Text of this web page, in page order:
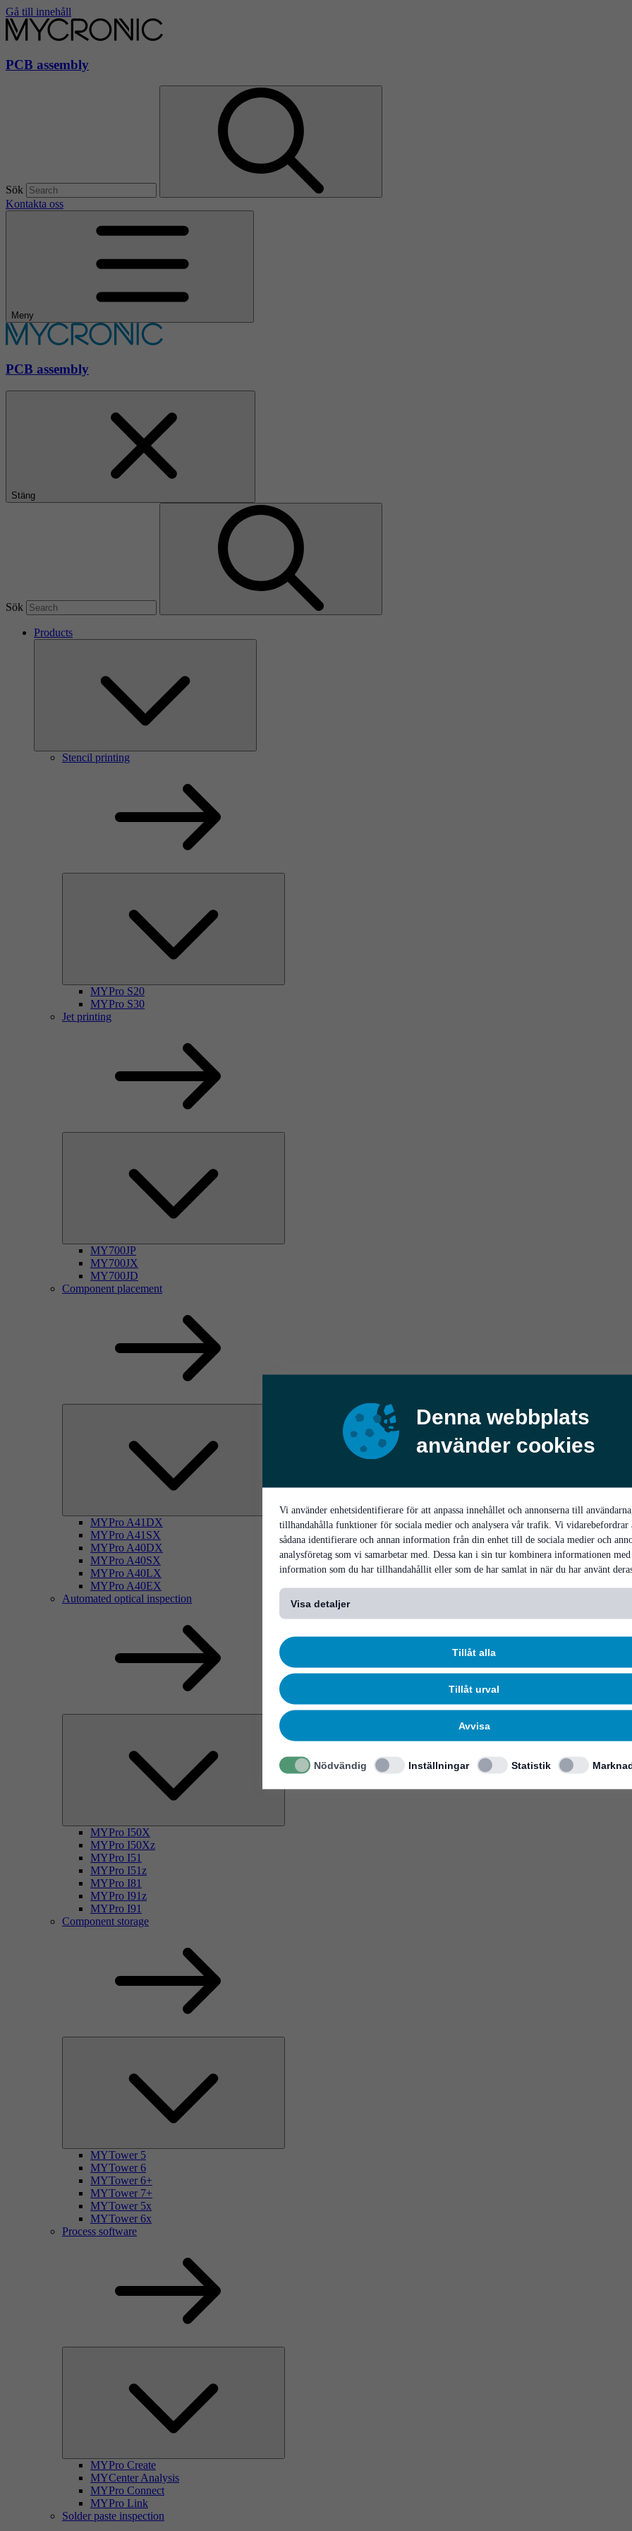
Denna webbplats
använder cookies
Vi använder enhetsidentifierare för att anpassa innehållet och annonserna till användarna,
tillhandahålla funktioner för sociala medier och analysera vår trafik. Vi vidarebefordrar
sådana identifierare och annan information från din enhet till de sociala medier och
analysföretag som vi samarbetar med. Dessa kan i sin tur kombinera informationen med
information som du har tillhandahållit eller som de har samlat in när du har använt
Visa detaljer
Tillåt alla
Tillåt urval
Avvisa
Nödvändig Inställningar Statistik
Gå till innehåll
PCB assembly
Sök
Kontakta oss
Meny
PCB assembly
Stäng
Sök
Products
Stencil printing
MYPro S20
MYPro S30
Jet printing
MY700JP
MY700JX
MY700JD
Component placement
MYPro A41DX
MYPro A41SX
MYPro A40DX
MYPro A40SX
MYPro A40LX
MYPro A40EX
Automated optical inspection
MYPro I50X
MYPro I50Xz
MYPro I51
MYPro I51z
MYPro I81
MYPro I91z
MYPro I91
Component storage
MYTower 5
MYTower 6
MYTower 6+
MYTower 7+
MYTower 5x
MYTower 6x
Process software
MYPro Create
MYCenter Analysis
MYPro Connect
MYPro Link
Solder paste inspection